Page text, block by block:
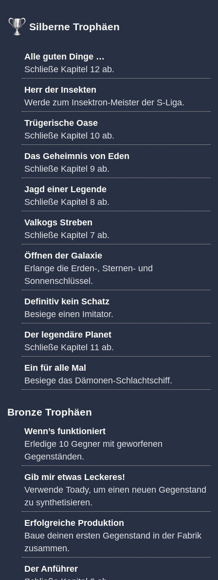
Silberne Trophäen
Alle guten Dinge …
Schließe Kapitel 12 ab.
Herr der Insekten
Werde zum Insektron-Meister der S-Liga.
Trügerische Oase
Schließe Kapitel 10 ab.
Das Geheimnis von Eden
Schließe Kapitel 9 ab.
Jagd einer Legende
Schließe Kapitel 8 ab.
Valkogs Streben
Schließe Kapitel 7 ab.
Öffnen der Galaxie
Erlange die Erden-, Sternen- und
Sonnenschlüssel.
Definitiv kein Schatz
Besiege einen Imitator.
Der legendäre Planet
Schließe Kapitel 11 ab.
Ein für alle Mal
Besiege das Dämonen-Schlachtschiff.
Bronze Trophäen
Wenn’s funktioniert
Erledige 10 Gegner mit geworfenen
Gegenständen.
Gib mir etwas Leckeres!
Verwende Toady, um einen neuen Gegenstand
zu synthetisieren.
Erfolgreiche Produktion
Baue deinen ersten Gegenstand in der Fabrik
zusammen.
Der Anführer